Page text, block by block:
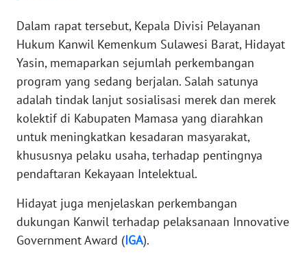
Dalam rapat tersebut, Kepala Divisi Pelayanan
Hukum Kanwil Kemenkum Sulawesi Barat, Hidayat
Yasin, memaparkan sejumlah perkembangan
program yang sedang berjalan. Salah satunya
adalah tindak lanjut sosialisasi merek dan merek
kolektif di Kabupaten Mamasa yang diarahkan
untuk meningkatkan kesadaran masyarakat,
khususnya pelaku usaha, terhadap pentingnya
pendaftaran Kekayaan Intelektual.
Hidayat juga menjelaskan perkembangan
dukungan Kanwil terhadap pelaksanaan Innovative
Government Award (IGA).
WN
SULBAR
WN
BABEL
WN
SUMBAR
WN
SUMSEL
WN
BENGKULU